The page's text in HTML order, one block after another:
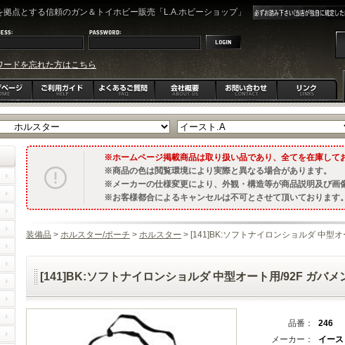
拠点とする信頼のガン＆トイホビー販売「L.A.ホビーショップ」
ードを忘れた方はこちら
ホームページ掲載商品は取り扱い品であり、全てを在庫して
商品の色は閲覧環境により実際と異なる場合があります。
メーカーの仕様変更により、外観・構造等が商品説明及び画
お客様都合によるキャンセルは不可とさせて頂いております
装備品 > ホルスター/ポーチ > ホルスター > [141]BK:ソフトナイロンショルダ 中型
[141]BK:ソフトナイロンショルダ 中型オート用/92F ガバメ
品番：
246
メーカー：
イー